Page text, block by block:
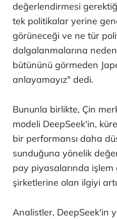
değerlendirmesi
tek politikalar yerine
görüneceği ve ne tür
dalgalanmalarına
bütününü görmeden
anlayamayız" dedi.
Bununla birlikte, Çin
modeli DeepSeek'in,
bir performansı daha
sunduğuna yönelik
pay piyasalarında işlem
şirketlerine olan ilgiyi
Analistler, DeepSeek'in